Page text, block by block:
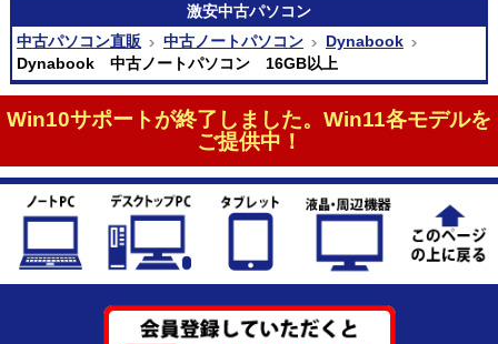
激安中古パソコン
中古パソコン直販
中古ノートパソコン
Dynabook
Dynabook 中古ノートパソコン 16GB以上
Win10サポートが終了しました。Win11各モデルを
ご提供中！